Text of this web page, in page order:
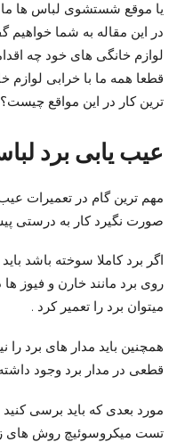
یا موقع شستشوی لباس ها
در این مقاله به شما خواهیم
لوازم خانگی های خود چه
قطعا همه ما با خرابی
ترین کار در این مواقع چیست؟
عیب یابی برد
مهم ترین گام در تعمیرات
صورت نگیرد کار به درستی
اگر برد کاملا سوخته باشد
روی برد مانند خارن و فیوز
میتوان برد را تعمیر کرد .
همچنین باید مدار های برد
قطعی در مدار برد وجود
مورد بعدی که باید برسی
تست میکروسوئیچ روش های